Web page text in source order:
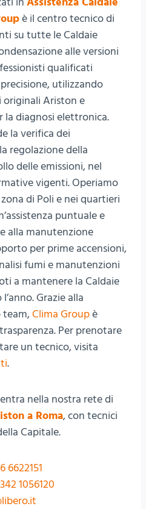
è il centro tecnico di
su tutte le Caldaie
alle versioni
qualificati
utilizzando
originali Ariston e
diagnosi elettronica.
la verifica dei
regolazione della
delle emissioni, nel
vigenti. Operiamo
di Poli e nei quartieri
puntuale e
alla manutenzione
per prime accensioni,
fumi e manutenzioni
a mantenere la Caldaie
Grazie alla
team,Clima Groupè
Per prenotare
un tecnico, visita
.
nella nostra rete di
a Roma, con tecnici
Capitale.
6622151
342 1056120